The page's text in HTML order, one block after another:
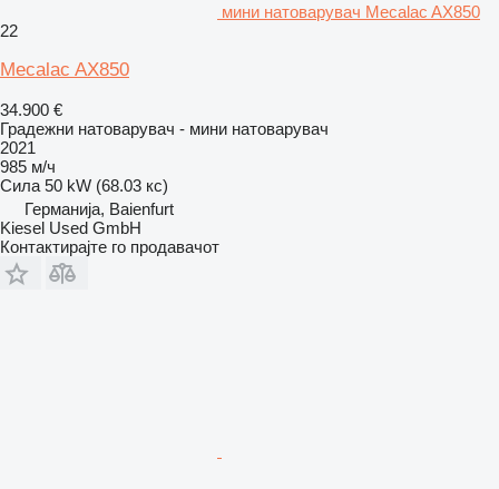
мини натоварувач Mecalac AX850
22
Mecalac AX850
34.900 €
Градежни натоварувач - мини натоварувач
2021
985 м/ч
Сила 50 kW (68.03 кс)
Германија, Baienfurt
Kiesel Used GmbH
Контактирајте го продавачот